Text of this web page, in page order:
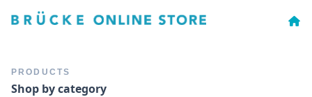
PRODUCTS
Shop by category